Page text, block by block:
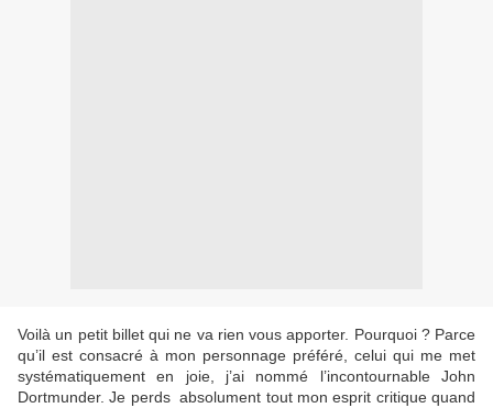
Voilà un petit billet qui ne va rien vous apporter. Pourquoi ? Parce
qu’il est consacré à mon personnage préféré, celui qui me met
systématiquement en joie, j’ai nommé l’incontournable John
Dortmunder. Je perds absolument tout mon esprit critique quand